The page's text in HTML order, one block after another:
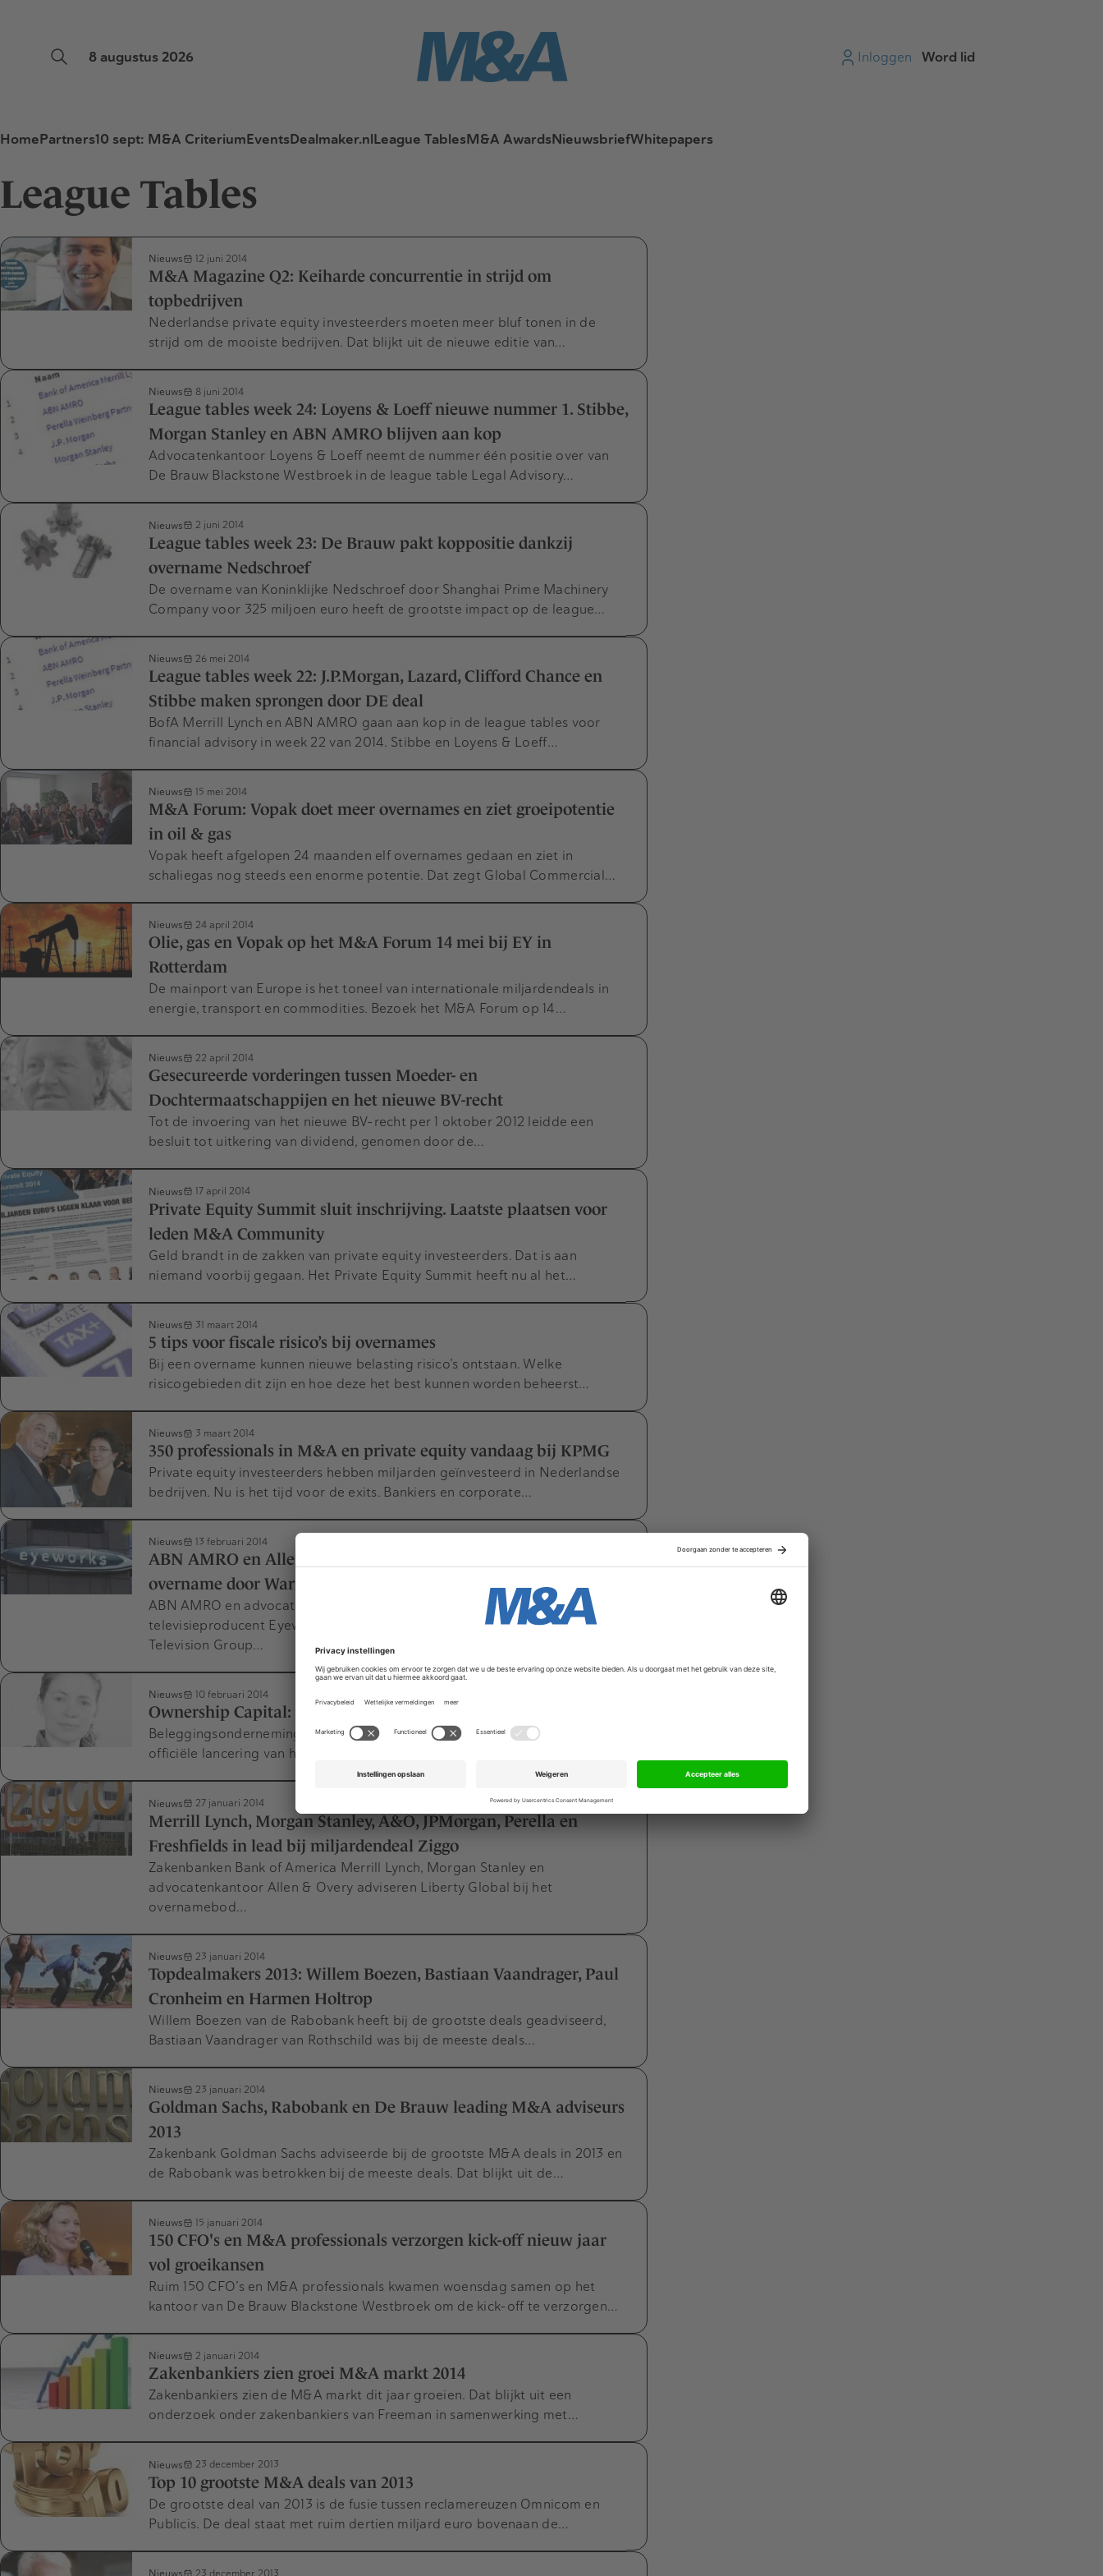
8 augustus 2026 Inloggen Word lid
HomePartners10 sept: M&A CriteriumEventsDealmaker.nlLeague TablesM&A AwardsNieuwsbriefWhitepapers
League Tables
Nieuws 12 juni 2014
M&A Magazine Q2: Keiharde concurrentie in strijd om
topbedrijven
Nederlandse private equity investeerders moeten meer bluf tonen in de
strijd om de mooiste bedrijven. Dat blijkt uit de nieuwe editie van…
Nieuws 8 juni 2014
League tables week 24: Loyens & Loeff nieuwe nummer 1. Stibbe,
Morgan Stanley en ABN AMRO blijven aan kop
Advocatenkantoor Loyens & Loeff neemt de nummer één positie over van
De Brauw Blackstone Westbroek in de league table Legal Advisory…
Nieuws 2 juni 2014
League tables week 23: De Brauw pakt koppositie dankzij
overname Nedschroef
De overname van Koninklijke Nedschroef door Shanghai Prime Machinery
Company voor 325 miljoen euro heeft de grootste impact op de league…
Nieuws 26 mei 2014
League tables week 22: J.P.Morgan, Lazard, Clifford Chance en
Stibbe maken sprongen door DE deal
BofA Merrill Lynch en ABN AMRO gaan aan kop in de league tables voor
financial advisory in week 22 van 2014. Stibbe en Loyens & Loeff…
Nieuws 15 mei 2014
M&A Forum: Vopak doet meer overnames en ziet groeipotentie
in oil & gas
Vopak heeft afgelopen 24 maanden elf overnames gedaan en ziet in
schaliegas nog steeds een enorme potentie. Dat zegt Global Commercial…
Nieuws 24 april 2014
Olie, gas en Vopak op het M&A Forum 14 mei bij EY in
Rotterdam
De mainport van Europe is het toneel van internationale miljardendeals in
energie, transport en commodities. Bezoek het M&A Forum op 14…
Nieuws 22 april 2014
Gesecureerde vorderingen tussen Moeder- en
Dochtermaatschappijen en het nieuwe BV-recht
Tot de invoering van het nieuwe BV-recht per 1 oktober 2012 leidde een
besluit tot uitkering van dividend, genomen door de…
Nieuws 17 april 2014
Private Equity Summit sluit inschrijving. Laatste plaatsen voor
leden M&A Community
Geld brandt in de zakken van private equity investeerders. Dat is aan
niemand voorbij gegaan. Het Private Equity Summit heeft nu al het…
Nieuws 31 maart 2014
5 tips voor fiscale risico’s bij overnames
Bij een overname kunnen nieuwe belasting risico’s ontstaan. Welke
risicogebieden dit zijn en hoe deze het best kunnen worden beheerst…
Nieuws 3 maart 2014
350 professionals in M&A en private equity vandaag bij KPMG
Private equity investeerders hebben miljarden geïnvesteerd in Nederlandse
bedrijven. Nu is het tijd voor de exits. Bankiers en corporate…
Nieuws 13 februari 2014
ABN AMRO en Allen & Overy dealmakers Eyeworks bij
overname door Warner Bros
ABN AMRO en advocatenkantoor Allen & Overy adviseren
televisieproducent Eyeworks bij de overname door The Warner Bros.
Television Group…
Nieuws 10 februari 2014
Ownership Capital: M&A, idealisme en duurzaamheid
Beleggingsonderneming Ownership Capital staat aan de vooravond van de
officiële lancering van het eerste fonds. De partners zijn wars…
Nieuws 27 januari 2014
Merrill Lynch, Morgan Stanley, A&O, JPMorgan, Perella en
Freshfields in lead bij miljardendeal Ziggo
Zakenbanken Bank of America Merrill Lynch, Morgan Stanley en
advocatenkantoor Allen & Overy adviseren Liberty Global bij het
overnamebod…
Nieuws 23 januari 2014
Topdealmakers 2013: Willem Boezen, Bastiaan Vaandrager, Paul
Cronheim en Harmen Holtrop
Willem Boezen van de Rabobank heeft bij de grootste deals geadviseerd,
Bastiaan Vaandrager van Rothschild was bij de meeste deals…
Nieuws 23 januari 2014
Goldman Sachs, Rabobank en De Brauw leading M&A adviseurs
2013
Zakenbank Goldman Sachs adviseerde bij de grootste M&A deals in 2013 en
de Rabobank was betrokken bij de meeste deals. Dat blijkt uit de…
Nieuws 15 januari 2014
150 CFO's en M&A professionals verzorgen kick-off nieuw jaar
vol groeikansen
Ruim 150 CFO’s en M&A professionals kwamen woensdag samen op het
kantoor van De Brauw Blackstone Westbroek om de kick-off te verzorgen…
Nieuws 2 januari 2014
Zakenbankiers zien groei M&A markt 2014
Zakenbankiers zien de M&A markt dit jaar groeien. Dat blijkt uit een
onderzoek onder zakenbankiers van Freeman in samenwerking met…
Nieuws 23 december 2013
Top 10 grootste M&A deals van 2013
De grootste deal van 2013 is de fusie tussen reclamereuzen Omnicom en
Publicis. De deal staat met ruim dertien miljard euro bovenaan de…
Nieuws 23 december 2013